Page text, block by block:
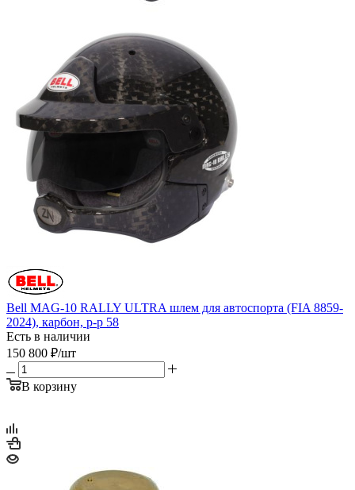
Bell MAG-10 RALLY ULTRA шлем для автоспорта (FIA 8859-
2024), карбон, р-р 58
Есть в наличии
150 800 ₽/шт
В корзину